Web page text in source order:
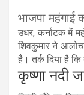
भाजपा महंगाई
उधर, कर्नाटक में
शिवकुमार ने
है। तर्क दिया है
कृष्णा नदी